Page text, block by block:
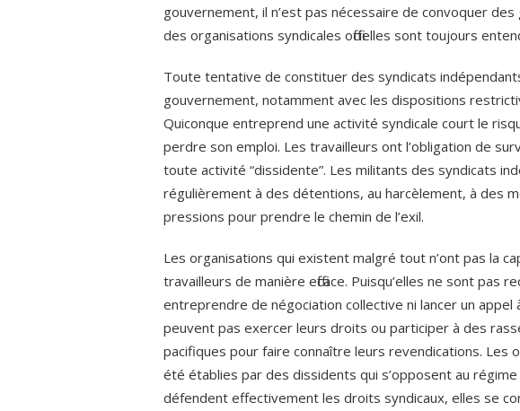
gouvernement, il n’est pas nécessaire de convoquer
des organisations syndicales officielles sont toujours
Toute tentative de constituer des syndicats
gouvernement, notamment avec les dispositions
Quiconque entreprend une activité syndicale court le
perdre son emploi. Les travailleurs ont l’obligation de
toute activité “dissidente”. Les militants des syndicats
régulièrement à des détentions, au harcèlement, à des
pressions pour prendre le chemin de l’exil.
Les organisations qui existent malgré tout n’ont pas la
travailleurs de manière efficace. Puisqu’elles ne sont pas
entreprendre de négociation collective ni lancer un appel
peuvent pas exercer leurs droits ou participer à des
pacifiques pour faire connaître leurs revendications. Les
été établies par des dissidents qui s’opposent au régime
défendent effectivement les droits syndicaux, elles se